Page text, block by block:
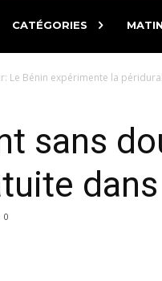
CATÉGORIES
Le Bénin expérimente la
sans
0